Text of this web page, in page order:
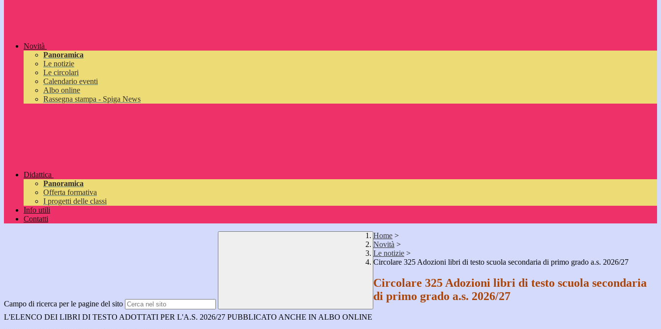
Novità
Panoramica
Le notizie
Le circolari
Calendario eventi
Albo online
Rassegna stampa - Spiga News
Didattica
Panoramica
Offerta formativa
I progetti delle classi
Info utili
Contatti
Campo di ricerca per le pagine del sito
Home >
Novità >
Le notizie >
Circolare 325 Adozioni libri di testo scuola secondaria di primo grado a.s. 2026/27
Circolare 325 Adozioni libri di testo scuola secondaria
di primo grado a.s. 2026/27
L'ELENCO DEI LIBRI DI TESTO ADOTTATI PER L'A.S. 2026/27 PUBBLICATO ANCHE IN ALBO ONLINE